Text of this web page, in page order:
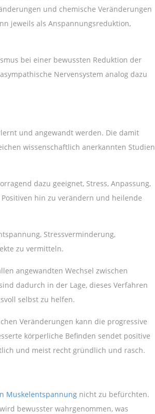
und chemische Veränderungen
jeweils als Anspannungsreduktion,
bei einer bewussten Reduktion der
Nervensystem analog dazu
und angewandt werden. Die damit
wissenschaftlich anerkannten Studien
dazu geeignet, Stress, Anpassung,
hin zu verändern und heilende
Stressverminderung,
zu vermitteln.
angewandten Wechsel zwischen
dadurch in der Lage, dieses Verfahren
selbst zu helfen.
Veränderungen kann die progressive
körperliche Befinden sendet positive
und meist recht gründlich und rasch.
Muskelentspannung nicht zu befürchten.
bewusster wahrgenommen, was